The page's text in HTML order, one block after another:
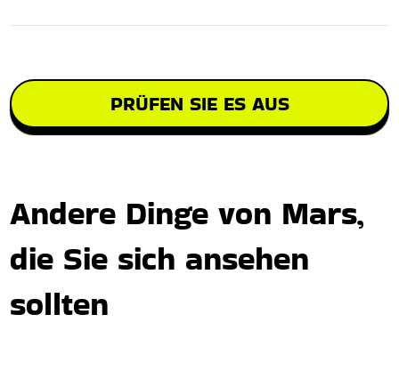
PRÜFEN SIE ES AUS
Andere Dinge von Mars,
die Sie sich ansehen
sollten